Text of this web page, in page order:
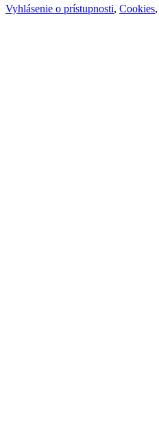
Vyhlásenie o prístupnosti, Cookies,